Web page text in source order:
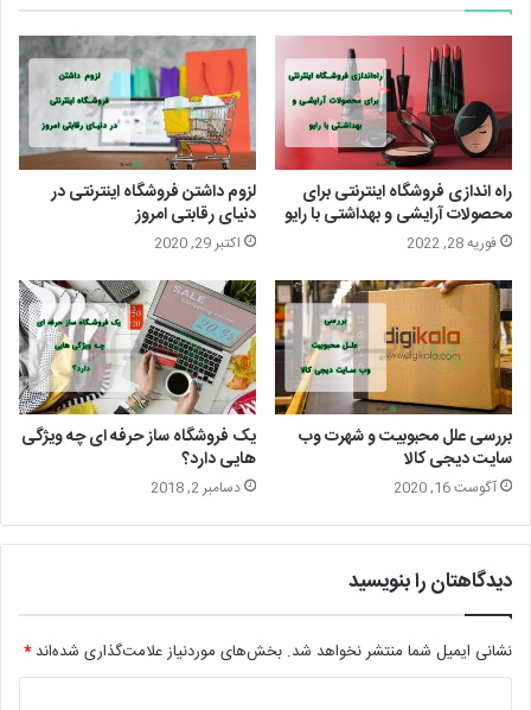
راه اندازی فروشگاه اینترنتی برای
محصولات آرایشی و بهداشتی با رایو
فوریه 28, 2022
لزوم داشتن فروشگاه اینترنتی در
دنیای رقابتی امروز
اکتبر 29, 2020
بررسی علل محبوبیت و شهرت وب
سایت دیجی کالا
آگوست 16, 2020
یک فروشگاه ساز حرفه ای چه ویژگی
هایی دارد؟
دسامبر 2, 2018
دیدگاهتان را بنویسید
نشانی ایمیل شما منتشر نخواهد شد. بخش‌های موردنیاز علامت‌گذاری شده‌اند*